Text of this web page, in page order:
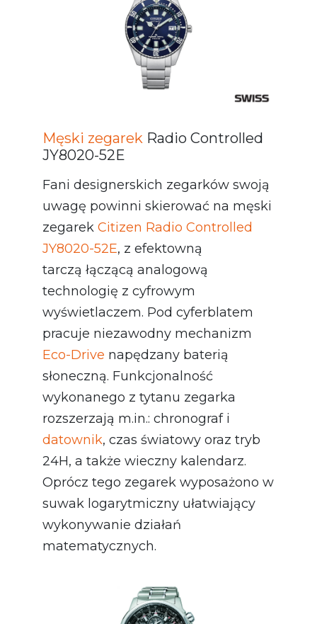
Męski zegarek Radio Controlled
JY8020-52E
Fani designerskich zegarków swoją
uwagę powinni skierować na męski
zegarek Citizen Radio Controlled
JY8020-52E, z efektowną
tarczą łączącą analogową
technologię z cyfrowym
wyświetlaczem. Pod cyferblatem
pracuje niezawodny mechanizm
Eco-Drive napędzany baterią
słoneczną. Funkcjonalność
wykonanego z tytanu zegarka
rozszerzają m.in.: chronograf i
datownik, czas światowy oraz tryb
24H, a także wieczny kalendarz.
Oprócz tego zegarek wyposażono w
suwak logarytmiczny ułatwiający
wykonywanie działań
matematycznych.